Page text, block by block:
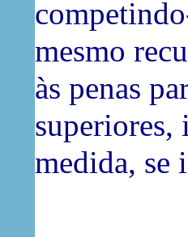
mesmo
às penas
superiores,
medida, se